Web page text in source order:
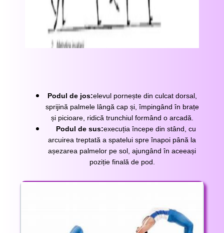
Podul de jos:elevul pornește din culcat dorsal,
sprijină palmele lângă cap și, împingând în brațe
și picioare, ridică trunchiul formând o arcadă.
Podul de sus:execuția începe din stând, cu
arcuirea treptată a spatelui spre înapoi până la
așezarea palmelor pe sol, ajungând în aceeași
poziție finală de pod.